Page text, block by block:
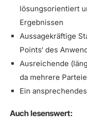
lösungsorientiert
Ergebnissen
Aussagekräftige
Points‘ des
Ausreichende
da mehrere
Ein
Auch lesenswert: